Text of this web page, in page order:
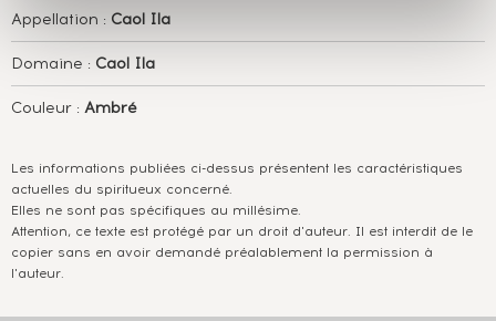
Appellation : Caol Ila
Domaine : Caol Ila
Couleur : Ambré
Les informations publiées ci-dessus présentent les caractéristiques
actuelles du spiritueux concerné.
Elles ne sont pas spécifiques au millésime.
Attention, ce texte est protégé par un droit d'auteur. Il est interdit de le
copier sans en avoir demandé préalablement la permission à
l'auteur.